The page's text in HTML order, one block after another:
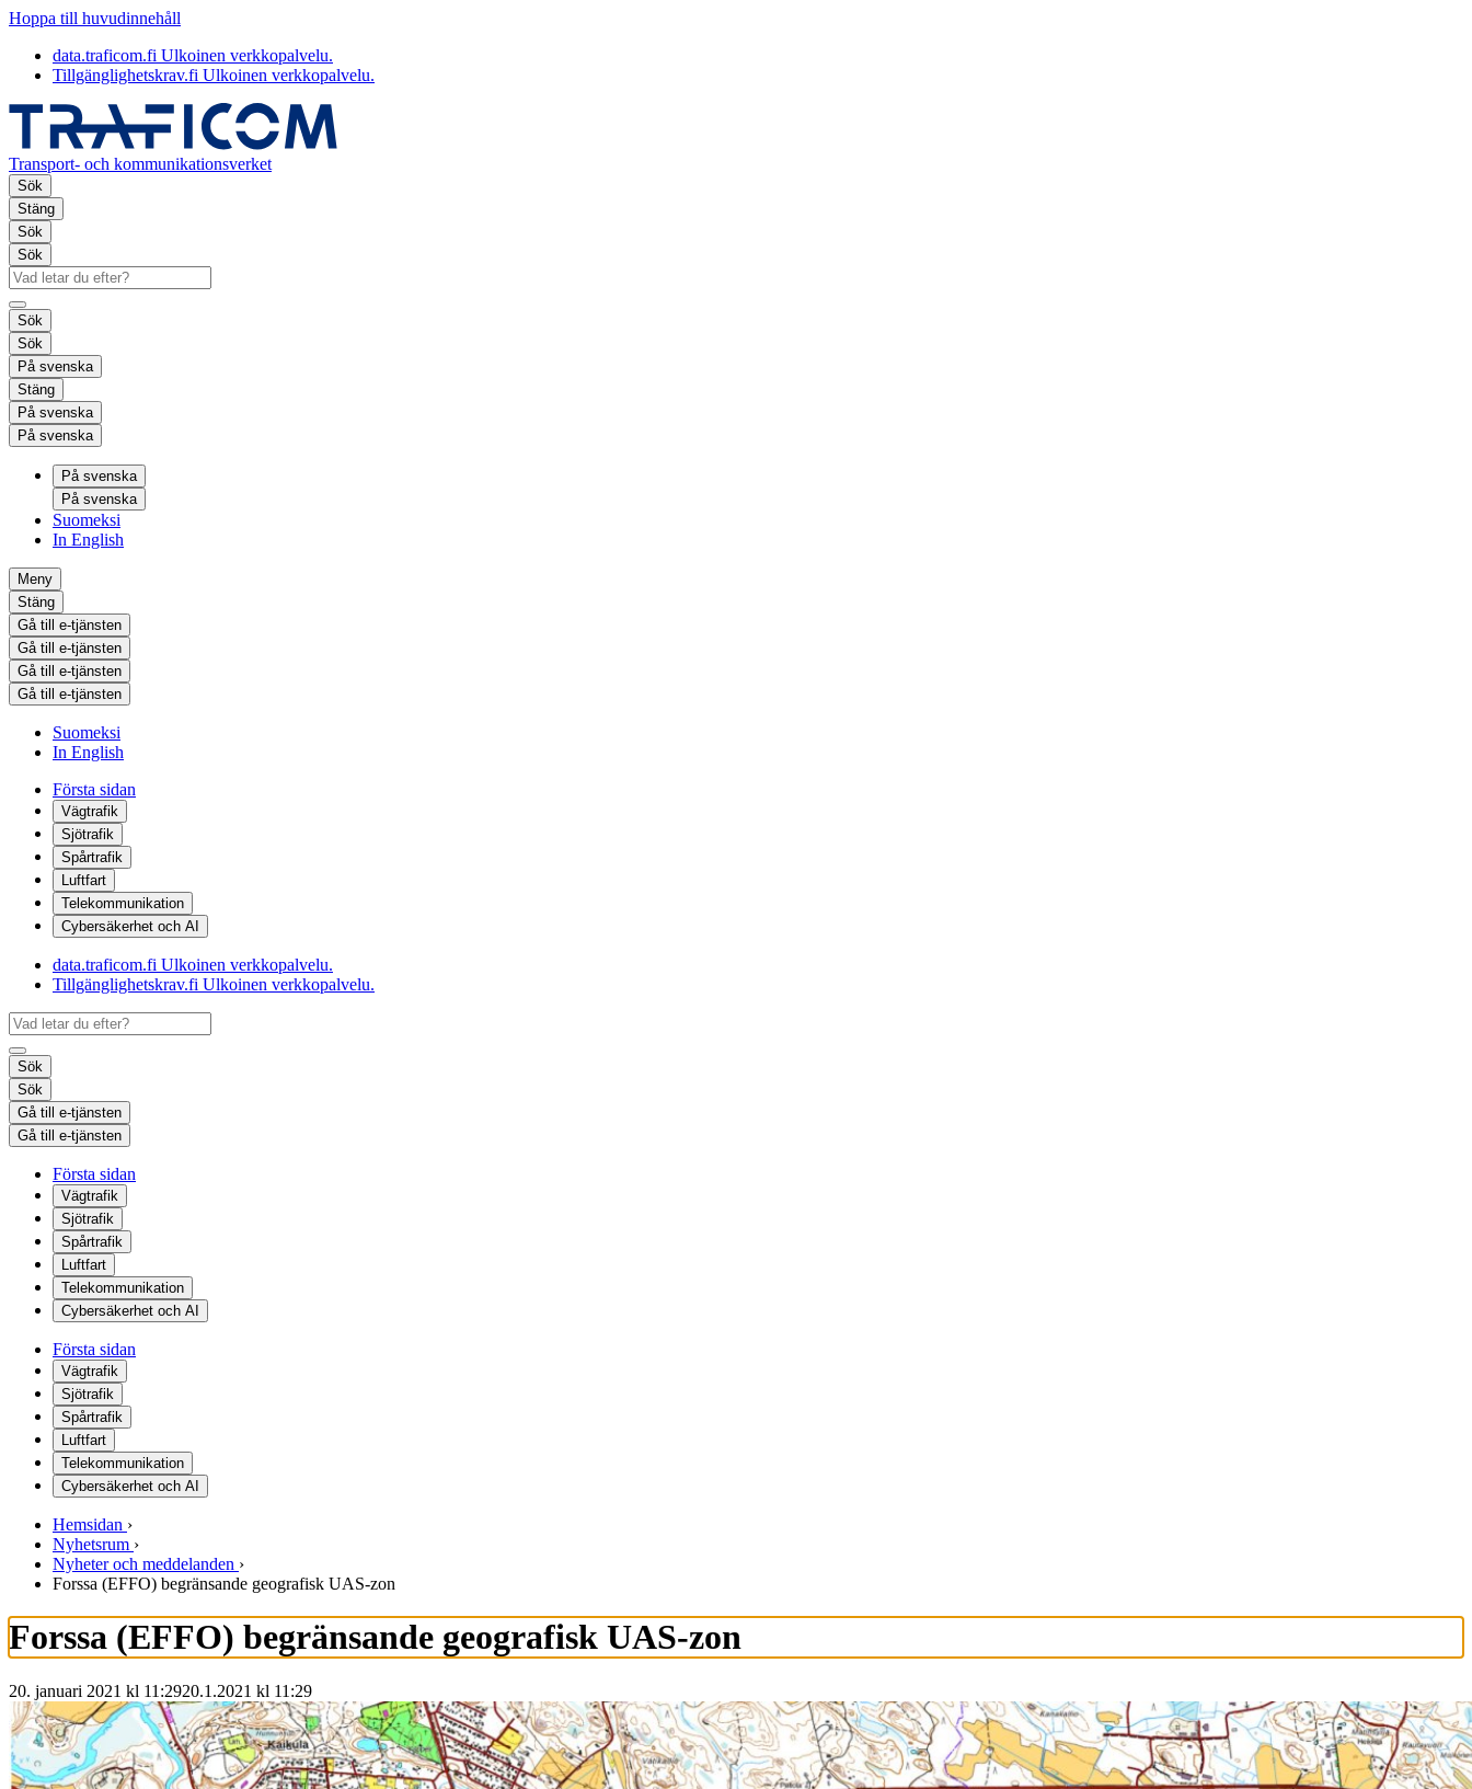
Hoppa till huvudinnehåll
data.traficom.fi Ulkoinen verkkopalvelu.
Tillgänglighetskrav.fi Ulkoinen verkkopalvelu.
Transport- och kommunikationsverket
Sök
Stäng
Sök
Sök
Sök
Sök
På svenska
Stäng
På svenska
På svenska
På svenska
På svenska
Suomeksi
In English
Meny
Stäng
Gå till e-tjänsten
Gå till e-tjänsten
Gå till e-tjänsten
Gå till e-tjänsten
Suomeksi
In English
Första sidan
Vägtrafik
Sjötrafik
Spårtrafik
Luftfart
Telekommunikation
Cybersäkerhet och AI
data.traficom.fi Ulkoinen verkkopalvelu.
Tillgänglighetskrav.fi Ulkoinen verkkopalvelu.
Sök
Sök
Gå till e-tjänsten
Gå till e-tjänsten
Första sidan
Vägtrafik
Sjötrafik
Spårtrafik
Luftfart
Telekommunikation
Cybersäkerhet och AI
Första sidan
Vägtrafik
Sjötrafik
Spårtrafik
Luftfart
Telekommunikation
Cybersäkerhet och AI
Hemsidan ›
Nyhetsrum ›
Nyheter och meddelanden ›
Forssa (EFFO) begränsande geografisk UAS-zon
Forssa (EFFO) begränsande geografisk UAS-zon
20. januari 2021 kl 11:2920.1.2021 kl 11:29